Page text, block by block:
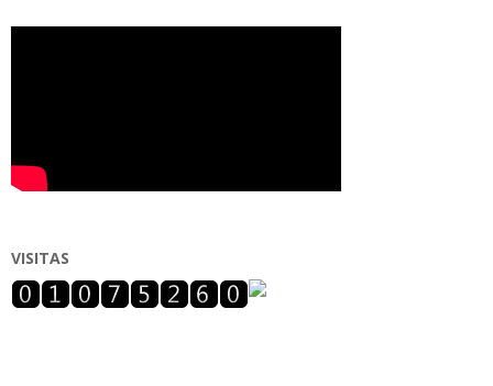
VISITAS